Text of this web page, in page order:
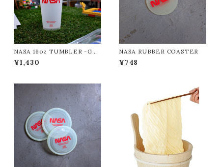
NASA 16oz TUMBLER -GL
OW IN THE DARK-
¥1,430
NASA RUBBER COASTER
¥748